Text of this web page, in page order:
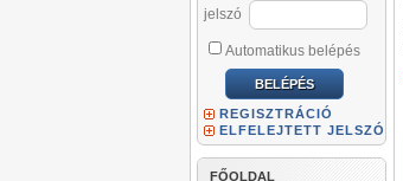
jelszó
Automatikus belépés
REGISZTRÁCIÓ
ELFELEJTETT JELSZÓ
FŐOLDAL